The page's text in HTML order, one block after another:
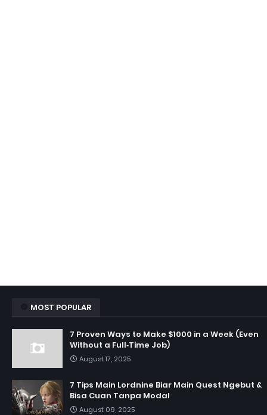
MOST POPULAR
7 Proven Ways to Make $1000 in a Week (Even
Without a Full‑Time Job)
August 17, 2025
7 Tips Main Lordnine Biar Main Quest Ngebut &
Bisa Cuan Tanpa Modal
August 09, 2025